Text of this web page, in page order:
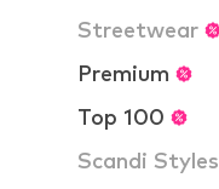
Streetwear
Premium
Top 100
Scandi Styles